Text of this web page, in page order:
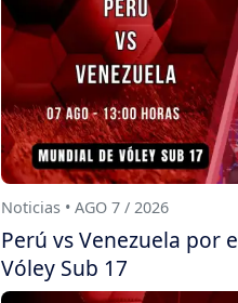
Noticias • AGO 7 / 2026
Perú vs Venezuela por
Vóley Sub 17